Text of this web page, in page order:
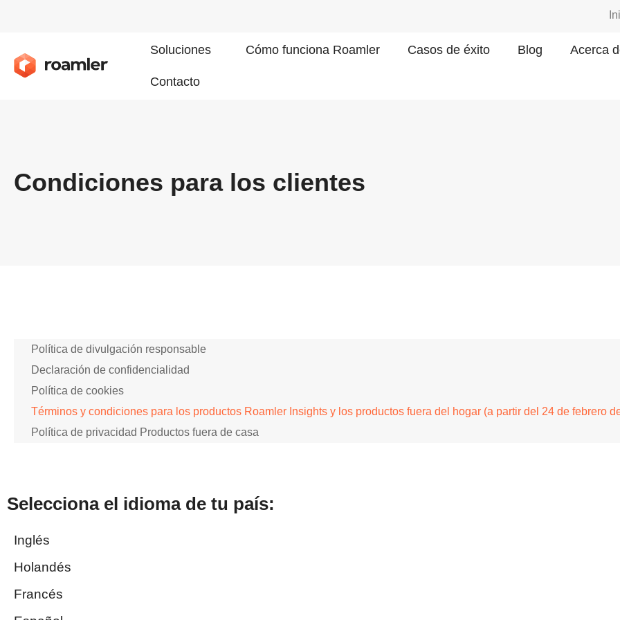
Soluciones Cómo funciona Roamler Casos de éxito Blog Acerca
Contacto
Condiciones para los clientes
Política de divulgación responsable
Declaración de confidencialidad
Política de cookies
Términos y condiciones para los productos Roamler Insights y los productos fuera del hogar (a partir del 24 de febrero
Política de privacidad Productos fuera de casa
Selecciona el idioma de tu país:
Inglés
Holandés
Francés